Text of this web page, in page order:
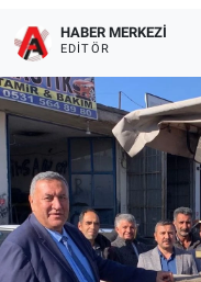
HABER MERKEZI
EDITÖR